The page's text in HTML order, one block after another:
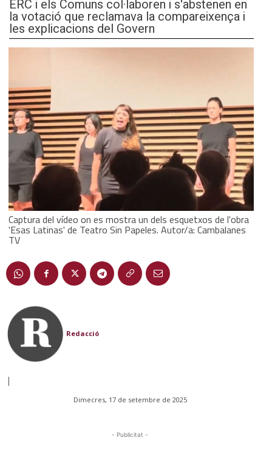
ERC i els Comuns col·laboren i s'abstenen en
la votació que reclamava la compareixença i
les explicacions del Govern
Captura del vídeo on es mostra un dels esquetxos de l'obra
'Esas Latinas' de Teatro Sin Papeles. Autor/a: Cambalanes
TV
Redacció
|
Dimecres, 17 de setembre de 2025
- Publicitat -